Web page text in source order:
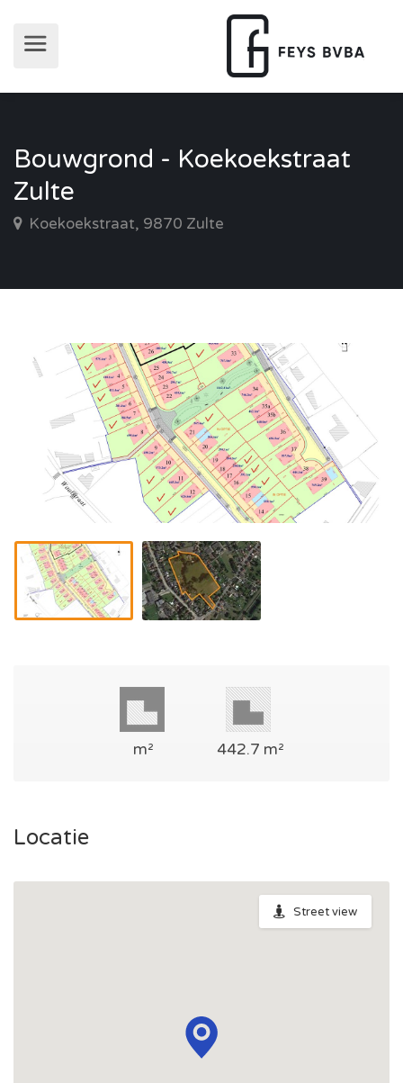
Bouwgrond - Koekoekstraat
Zulte
Koekoekstraat, 9870 Zulte
m² 442.7 m²
Locatie
Street view